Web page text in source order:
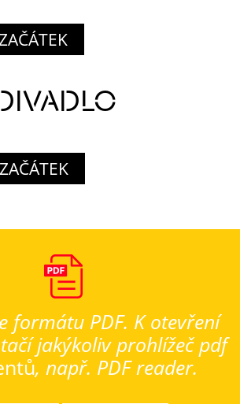
formátu PDF. K otevření
jakýkoliv prohlížeč pdf
, např. PDF reader.